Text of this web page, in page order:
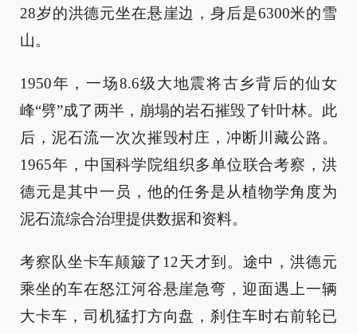
28岁的洪德元坐在悬崖边，身后是6300米的雪
山。
1950年，一场8.6级大地震将古乡背后的仙女
峰“劈”成了两半，崩塌的岩石摧毁了针叶林。此
后，泥石流一次次摧毁村庄，冲断川藏公路。
1965年，中国科学院组织多单位联合考察，洪
德元是其中一员，他的任务是从植物学角度为
泥石流综合治理提供数据和资料。
考察队坐卡车颠簸了12天才到。途中，洪德元
乘坐的车在怒江河谷悬崖急弯，迎面遇上一辆
大卡车，司机猛打方向盘，刹住车时右前轮已